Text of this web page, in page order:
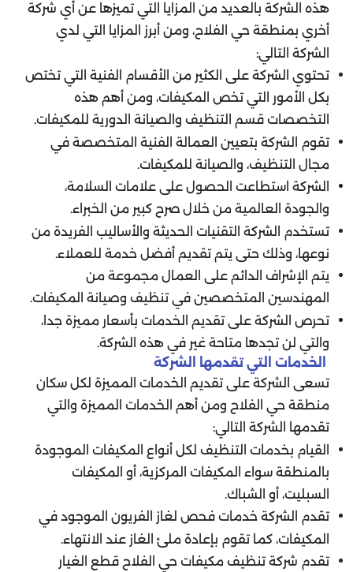
هذه الشركة بالعديد من المزايا التي تميزها عن أي شركة
أخري بمنطقة حي الفلاح، ومن أبرز المزايا التي لدي
الشركة التالي:
تحتوي الشركة على الكثير من الأقسام الفنية التي تختص
بكل الأمور التي تخص المكيفات، ومن أهم هذه
التخصصات قسم التنظيف والصيانة الدورية للمكيفات.
تقوم الشركة بتعيين العمالة الفنية المتخصصة في
مجال التنظيف، والصيانة للمكيفات.
الشركة استطاعت الحصول على علامات السلامة،
والجودة العالمية من خلال صرح كبير من الخبراء.
تستخدم الشركة التقنيات الحديثة والأساليب الفريدة من
نوعها، وذلك حتى يتم تقديم أفضل خدمة للعملاء.
يتم الإشراف الدائم على العمال مجموعة من
المهندسين المتخصصين في تنظيف وصيانة المكيفات.
تحرص الشركة على تقديم الخدمات بأسعار مميزة جدا،
والتي لن تجدها متاحة غير في هذه الشركة.
الخدمات التي تقدمها الشركة
تسعى الشركة على تقديم الخدمات المميزة لكل سكان
منطقة حي الفلاح ومن أهم الخدمات المميزة والتي
تقدمها الشركة التالي:
القيام بخدمات التنظيف لكل أنواع المكيفات الموجودة
بالمنطقة سواء المكيفات المركزية، أو المكيفات
السبليت، أو الشباك.
تقدم الشركة خدمات فحص لغاز الفريون الموجود في
المكيفات، كما تقوم بإعادة ملئ الغاز عند الانتهاء.
تقدم شركة تنظيف مكيفات حي الفلاح قطع الغيار